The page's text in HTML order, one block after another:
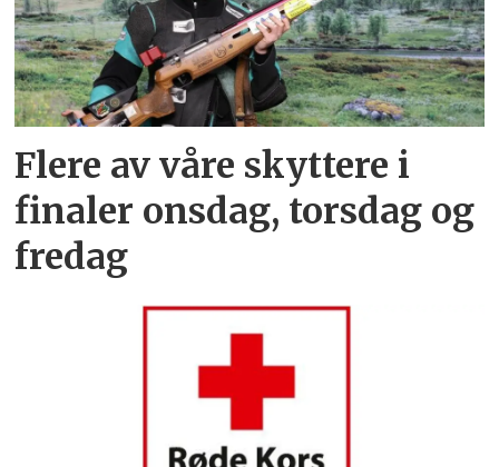
Flere av våre skyttere i
finaler onsdag, torsdag og
fredag